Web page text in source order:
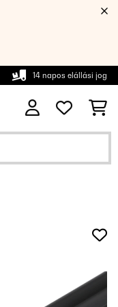
14 napos elállási jog